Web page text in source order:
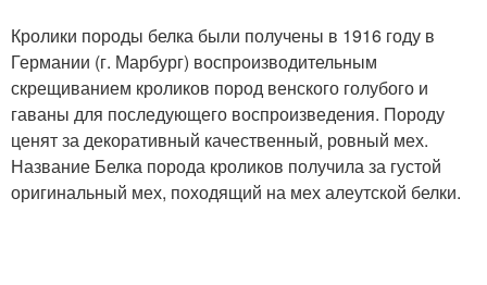
Кролики породы белка были получены в 1916 году в
Германии (г. Марбург) воспроизводительным
скрещиванием кроликов пород венского голубого и
гаваны для последующего воспроизведения. Породу
ценят за декоративный качественный, ровный мех.
Название Белка порода кроликов получила за густой
оригинальный мех, походящий на мех алеутской белки.